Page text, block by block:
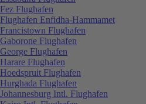
Fez Flughafen
Flughafen Enfidha-Hammamet
Francistown Flughafen
Gaborone Flughafen
George Flughafen
Harare Flughafen
Hoedspruit Flughafen
Hurghada Flughafen
Johannesburg Intl. Flughafen